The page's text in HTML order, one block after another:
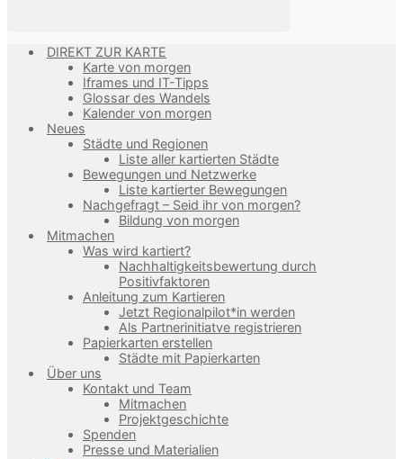
DIREKT ZUR KARTE
Karte von morgen
Iframes und IT-Tipps
Glossar des Wandels
Kalender von morgen
Neues
Städte und Regionen
Liste aller kartierten Städte
Bewegungen und Netzwerke
Liste kartierter Bewegungen
Nachgefragt – Seid ihr von morgen?
Bildung von morgen
Mitmachen
Was wird kartiert?
Nachhaltigkeitsbewertung durch
Positivfaktoren
Anleitung zum Kartieren
Jetzt Regionalpilot*in werden
Als Partnerinitiatve registrieren
Papierkarten erstellen
Städte mit Papierkarten
Über uns
Kontakt und Team
Mitmachen
Projektgeschichte
Spenden
Presse und Materialien